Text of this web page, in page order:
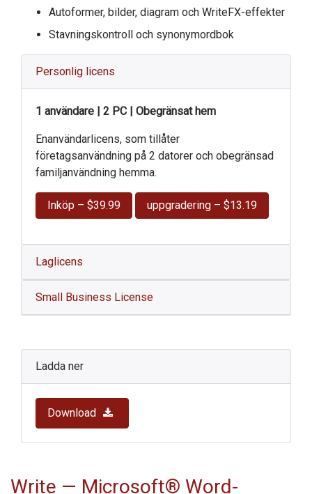
Autoformer, bilder, diagram och WriteFX-effekter
Stavningskontroll och synonymordbok
Personlig licens
1 användare | 2 PC | Obegränsat hem
Enanvändarlicens, som tillåter
företagsanvändning på 2 datorer och obegränsad
familjanvändning hemma.
Inköp – $39.99 uppgradering – $13.19
Laglicens
Small Business License
Ladda ner
Download
Write — Microsoft® Word-